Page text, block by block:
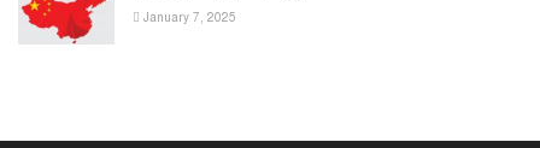
January 7, 2025